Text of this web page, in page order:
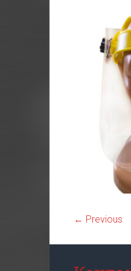
← Previous